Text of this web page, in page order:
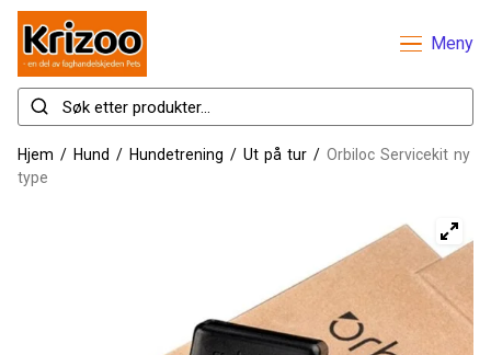
Meny
Hjem / Hund / Hundetrening / Ut på tur / Orbiloc Servicekit ny
type